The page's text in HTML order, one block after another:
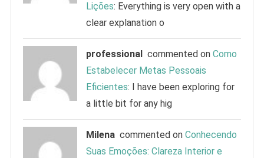
Lições: Everything is very open with a
clear explanation o
professional commented onComo
Estabelecer Metas Pessoais
Eficientes: I have been exploring for
a little bit for any hig
Milena commented onConhecendo
Suas Emoções: Clareza Interior e